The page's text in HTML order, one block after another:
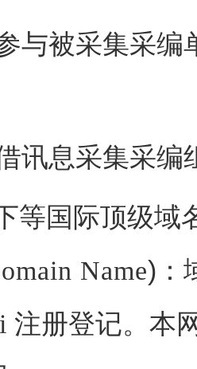
与被采集采编
讯息采集采
等国际顶级域
Name)：
注册登记。本